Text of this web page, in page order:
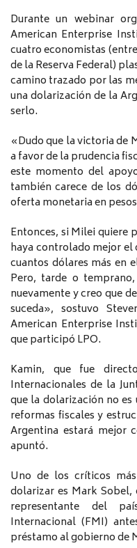
Durante un webinar
American Enterprise
cuatro economistas
de la Reserva Federal)
camino trazado por las
una dolarización de la
serlo.
«Dudo que la victoria de
a favor de la prudencia
este momento del
también carece de los
oferta monetaria en
Entonces, si Milei quiere
haya controlado mejor el
cuantos dólares más en
Pero, tarde o
nuevamente y creo que
suceda», sostuvo
American Enterprise
que participó LPO.
Kamin, que fue
Internacionales de la
que la dolarización no
reformas fiscales y
Argentina estará mejor
apuntó.
Uno de los críticos
dolarizar es Mark
representante del
Internacional (FMI)
préstamo al gobierno de